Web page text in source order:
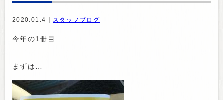
2020.01.4｜ スタッフブログ
今年の1冊目…
まずは…